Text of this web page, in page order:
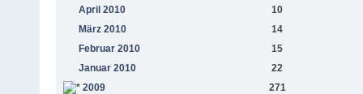
April 2010
10
März 2010
14
Februar 2010
15
Januar 2010
22
2009
271